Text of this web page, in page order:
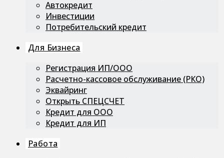
Автокредит
Инвестиции
Потребительский кредит
Для Бизнеса
Регистрация ИП/ООО
Расчетно-кассовое обслуживание (РКО)
Эквайринг
Открыть СПЕЦСЧЕТ
Кредит для ООО
Кредит для ИП
Работа